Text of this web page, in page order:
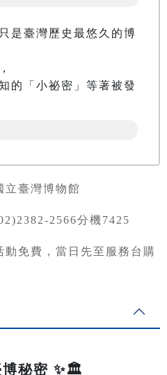
是臺灣歷史最悠久的博
的「小祕密」等著被發
立臺灣博物館
2566分機7425
動免費，當日先至服務台購
秘密 ✨🏛️